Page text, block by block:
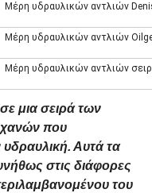
Μέρη υδραυλικών αντλιών
Μέρη υδραυλικών αντλιών
Μέρη υδραυλικών αντλιών
μια σειρά των
που
Αυτά τα
στις διάφορες
του